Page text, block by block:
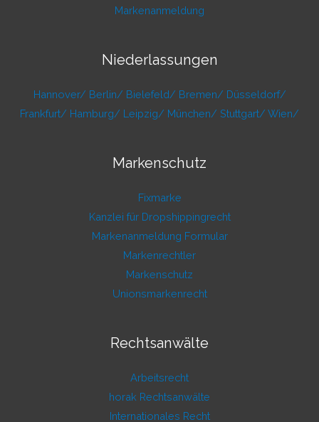
Markenanmeldung
Niederlassungen
Hannover/ Berlin/ Bielefeld/ Bremen/ Düsseldorf/
Frankfurt/ Hamburg/ Leipzig/ München/ Stuttgart/ Wien/
Markenschutz
Fixmarke
Kanzlei für Dropshippingrecht
Markenanmeldung Formular
Markenrechtler
Markenschutz
Unionsmarkenrecht
Rechtsanwälte
Arbeitsrecht
horak Rechtsanwälte
Internationales Recht